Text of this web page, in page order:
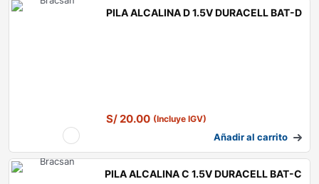
PILA ALCALINA D 1.5V DURACELL BAT-D
S/20.00 (Incluye IGV)
Añadir al carrito
PILA ALCALINA C 1.5V DURACELL BAT-C